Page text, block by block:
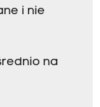
i nie
na